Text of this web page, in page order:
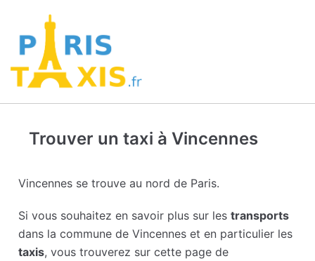
Trouver un taxi à Vincennes
Vincennes se trouve au nord de Paris.
Si vous souhaitez en savoir plus sur lestransports
dans la commune de Vincennes et en particulier les
taxis, vous trouverez sur cette page de